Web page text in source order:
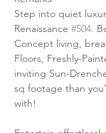
Step into quiet
Renaissance #504.
Concept living,
Floors, Freshly-
inviting Sun-
sq footage than
with!